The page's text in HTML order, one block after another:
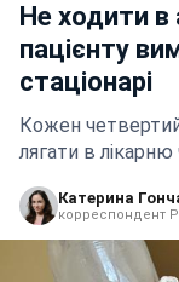
Не ходити в
пацієнту
стаціонарі
Кожен
лягати в
Катерина
корреспондент